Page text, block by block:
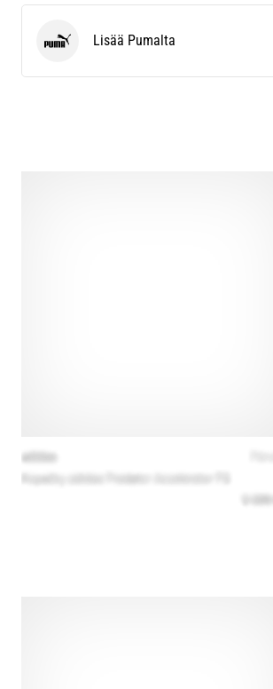
Puma Lisää Pumalta